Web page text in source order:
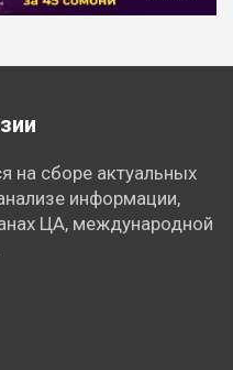
на сборе актуальных
информации,
ЦА, международной